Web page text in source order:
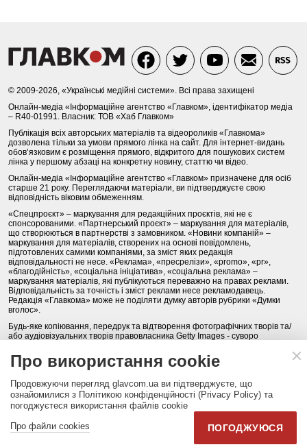
© 2009-2026, «Українські медійні системи». Всі права захищені
Онлайн-медіа «Інформаційне агентство «Главком», ідентифікатор медіа
– R40-01991. Власник: ТОВ «Хаб Главком»
Публікація всіх авторських матеріалів та відеороликів «Главкома»
дозволена тільки за умови прямого лінка на сайт. Для інтернет-видань
обов’язковим є розміщення прямого, відкритого для пошукових систем
лінка у першому абзаці на конкретну новину, статтю чи відео.
Онлайн-медіа «Інформаційне агентство «Главком» призначене для осіб
старше 21 року. Переглядаючи матеріали, ви підтверджуєте свою
відповідність віковим обмеженням.
«Спецпроєкт» – маркування для редакційних проєктів, які не є
спонсорованими. «Партнерський проєкт» – маркування для матеріалів,
що створюються в партнерстві з замовником. «Новини компаній» –
маркування для матеріалів, створених на основі повідомлень,
підготовлених самими компаніями, за зміст яких редакція
відповідальності не несе. «Реклама», «пресрелізи», «promo», «pr»,
«благодійність», «соціальна ініціатива», «соціальна реклама» –
маркування матеріалів, які публікуються переважно на правах реклами.
Відповідальність за точність і зміст реклами несе рекламодавець.
Редакція «Главкома» може не поділяти думку авторів рубрики «Думки
вголос».
Будь-яке копіювання, передрук та відтворення фотографічних творів та/
або аудіовізуальних творів правовласника Getty Images - суворо
Політика конфіденційності (Privacy Policy). Правила сайту
КОНТАКТИ НАША КОМАНДА АРХІВ
Партнери:DepositPhotos.com,opendatabot.ua
Про використання cookie
Продовжуючи перегляд glavcom.ua ви підтверджуєте, що
ознайомилися з Політикою конфіденційності (Privacy Policy) та
погоджуєтеся використання файлів cookie
Про файли cookies
ПОГОДЖУЮСЯ